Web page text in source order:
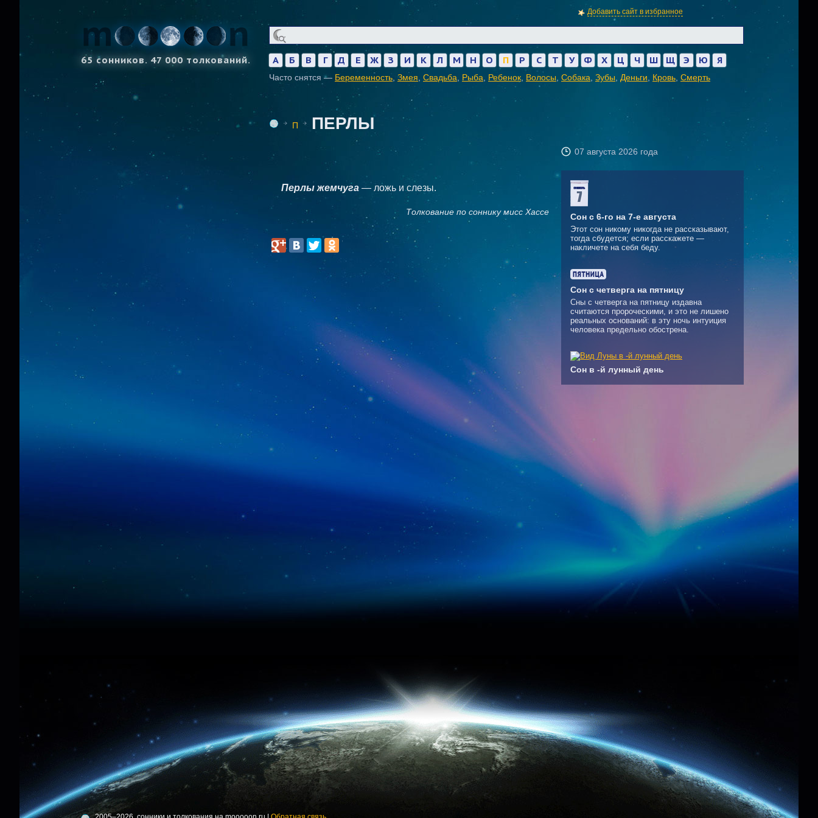
Добавить сайт в избранное
65 сонников. 47 000 толкований. А Б В Г Д Е Ж З И К Л М Н О П Р С Т У Ф Х Ц Ч Ш Щ Э Ю Я
Часто снятся — Беременность Змея Свадьба Рыба Ребенок Волосы Собака Зубы Деньги Кровь Смерть
П ПЕРЛЫ
07 августа 2026 года
Перлы жемчуга — ложь и слезы.
Толкование по соннику мисс Хассе Сон с 6-го на 7-е августа
Этот сон никому никогда не рассказывают,
тогда сбудется; если расскажете —
накличете на себя беду.
Сон с четверга на пятницу
Сны с четверга на пятницу издавна
считаются пророческими, и это не лишено
реальных оснований: в эту ночь интуиция
человека предельно обострена.
Сон в -й лунный день